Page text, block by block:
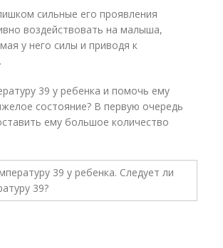
сильные его проявления
воздействовать на малыша,
у него силы и приводя к
39 у ребенка и помочь ему
состояние? В первую очередь
ему большое количество